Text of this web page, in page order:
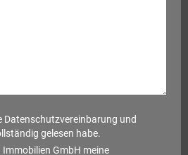
Datenschutzvereinbarung und
gelesen habe.
GmbH meine